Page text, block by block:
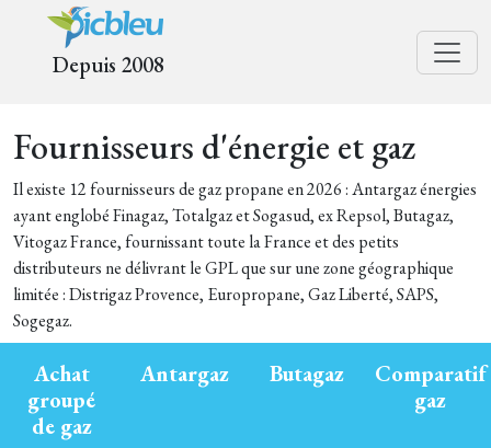
Depuis 2008
Fournisseurs d'énergie et gaz
Il existe 12 fournisseurs de gaz propane en 2026 : Antargaz énergies
ayant englobé Finagaz, Totalgaz et Sogasud, ex Repsol, Butagaz,
Vitogaz France, fournissant toute la France et des petits
distributeurs ne délivrant le GPL que sur une zone géographique
limitée : Distrigaz Provence, Europropane, Gaz Liberté, SAPS,
Sogegaz.
Achat
groupé
de gaz
Antargaz Butagaz
Comparatif
gaz